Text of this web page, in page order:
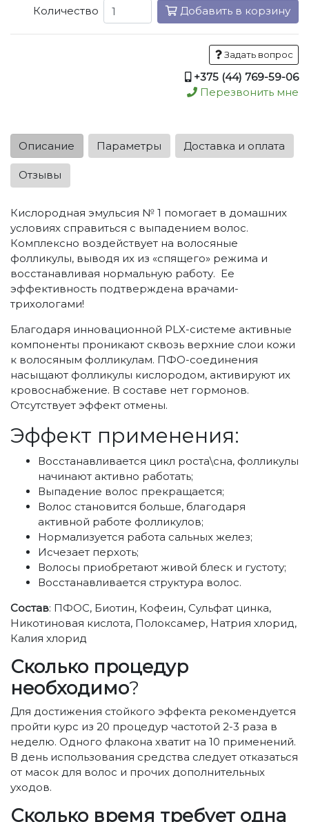
Количество Добавить в корзину
Задать вопрос
+375 (44) 769-59-06
Перезвонить мне
Описание Параметры Доставка и оплата
Отзывы
Кислородная эмульсия № 1 помогает в домашних
условиях справиться с выпадением волос.
Комплексно воздействует на волосяные
фолликулы, выводя их из «спящего» режима и
восстанавливая нормальную работу. Ее
эффективность подтверждена врачами-
трихологами!
Благодаря инновационной PLX-системе активные
компоненты проникают сквозь верхние слои кожи
к волосяным фолликулам. ПФО-соединения
насыщают фолликулы кислородом, активируют их
кровоснабжение. В составе нет гормонов.
Отсутствует эффект отмены.
Эффект применения:
Восстанавливается цикл роста\сна, фолликулы
начинают активно работать;
Выпадение волос прекращается;
Волос становится больше, благодаря
активной работе фолликулов;
Нормализуется работа сальных желез;
Исчезает перхоть;
Волосы приобретают живой блеск и густоту;
Восстанавливается структура волос.
Состав: ПФОС, Биотин, Кофеин, Сульфат цинка,
Никотиновая кислота, Полоксамер, Натрия хлорид,
Калия хлорид
Сколько процедур
необходимо?
Для достижения стойкого эффекта рекомендуется
пройти курс из 20 процедур частотой 2-3 раза в
неделю. Одного флакона хватит на 10 применений.
В день использования средства следует отказаться
от масок для волос и прочих дополнительных
уходов.
Сколько время требует одна